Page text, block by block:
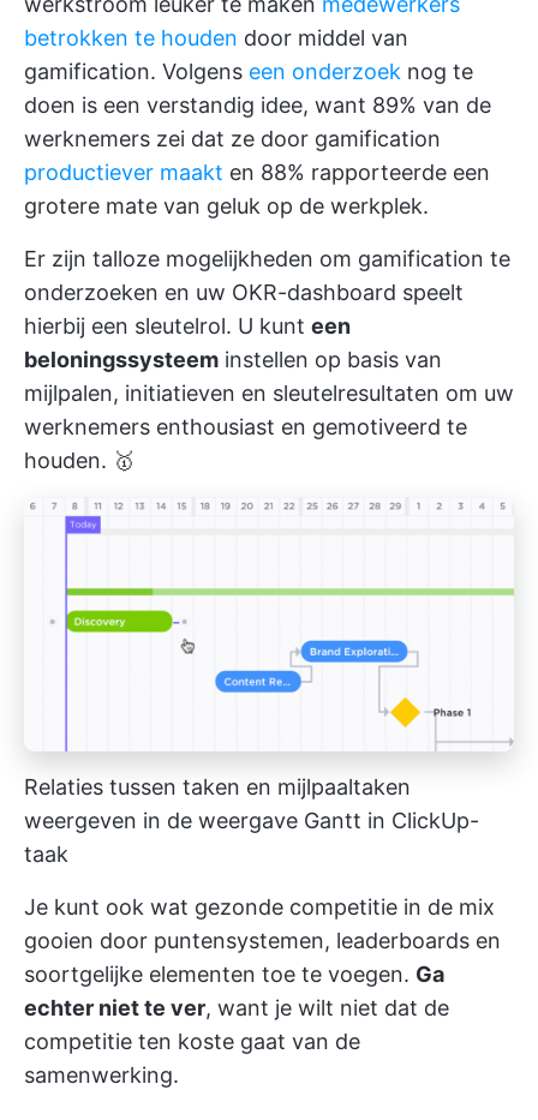
betrokken te houden door middel van
gamification. Volgens een onderzoek nog te
doen is een verstandig idee, want 89% van de
werknemers zei dat ze door gamification
productiever maakt en 88% rapporteerde een
grotere mate van geluk op de werkplek.
Er zijn talloze mogelijkheden om gamification te
onderzoeken en uw OKR-dashboard speelt
hierbij een sleutelrol. U kunt een
beloningssysteem instellen op basis van
mijlpalen, initiatieven en sleutelresultaten om uw
werknemers enthousiast en gemotiveerd te
houden. 🥇
Relaties tussen taken en mijlpaaltaken
weergeven in de weergave Gantt in ClickUp-
taak
Je kunt ook wat gezonde competitie in de mix
gooien door puntensystemen, leaderboards en
soortgelijke elementen toe te voegen. Ga
echter niet te ver, want je wilt niet dat de
competitie ten koste gaat van de
samenwerking.